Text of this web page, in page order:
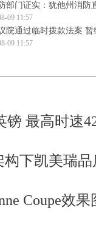
部门证实：犹他州消防
09 11:57
院通过临时拨款法案 暂
09 11:57
镑 最高时速
下凯美瑞
Coupe效果